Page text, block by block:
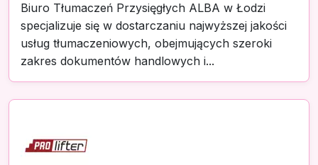
Biuro Tłumaczeń Przysięgłych ALBA w Łodzi
specjalizuje się w dostarczaniu najwyższej jakości
usług tłumaczeniowych, obejmujących szeroki
zakres dokumentów handlowych i...